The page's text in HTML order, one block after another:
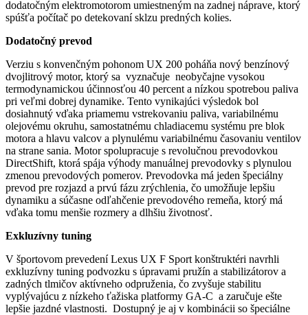
dodatočným elektromotorom umiestneným na zadnej náprave, ktorý
spúšťa počítač po detekovaní sklzu predných kolies.
Dodatočný prevod
Verziu s konvenčným pohonom UX 200 poháňa nový benzínový
dvojlitrový motor, ktorý sa vyznačuje neobyčajne vysokou
termodynamickou účinnosťou 40 percent a nízkou spotrebou paliva
pri veľmi dobrej dynamike. Tento vynikajúci výsledok bol
dosiahnutý vďaka priamemu vstrekovaniu paliva, variabilnému
olejovému okruhu, samostatnému chladiacemu systému pre blok
motora a hlavu valcov a plynulému variabilnému časovaniu ventilov
na strane sania. Motor spolupracuje s revolučnou prevodovkou
DirectShift, ktorá spája výhody manuálnej prevodovky s plynulou
zmenou prevodových pomerov. Prevodovka má jeden špeciálny
prevod pre rozjazd a prvú fázu zrýchlenia, čo umožňuje lepšiu
dynamiku a súčasne odľahčenie prevodového remeňa, ktorý má
vďaka tomu menšie rozmery a dlhšiu životnosť.
Exkluzívny tuning
V športovom prevedení Lexus UX F Sport konštruktéri navrhli
exkluzívny tuning podvozku s úpravami pružín a stabilizátorov a
zadných tlmičov aktívneho odpruženia, čo zvyšuje stabilitu
vyplývajúcu z nízkeho ťažiska platformy GA-C a zaručuje ešte
lepšie jazdné vlastnosti. Dostupný je aj v kombinácii so špeciálne